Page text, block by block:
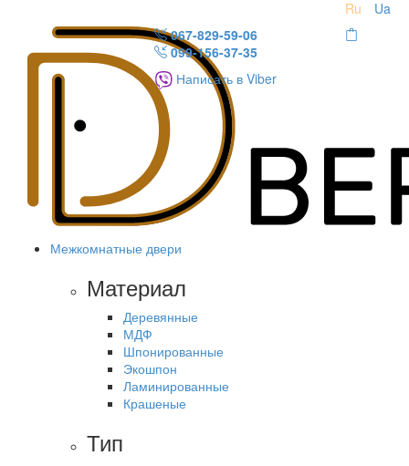
Ru
Ua
067-829-59-06
099-156-37-35
Написать в Viber
Межкомнатные двери
Материал
Деревянные
МДФ
Шпонированные
Экошпон
Ламинированные
Крашеные
Тип